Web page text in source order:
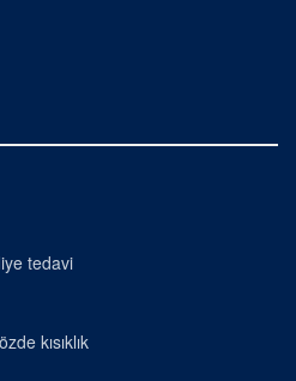
tedavi
kısıklık